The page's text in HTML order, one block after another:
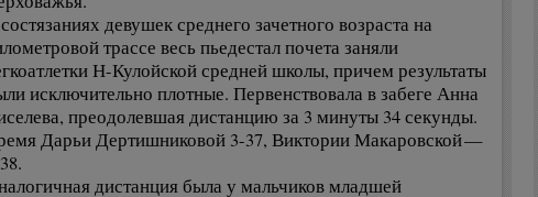
девушек среднего зачетного возраста на
трассе весь пьедестал почета заняли
Н-Кулойской средней школы, причем результаты
исключительно плотные. Первенствовала в забеге Анна
преодолевшая дистанцию за 3 минуты 34 секунды.
Дарьи Дертишниковой 3-37, Виктории Макаровской —
дистанция была у мальчиков младшей